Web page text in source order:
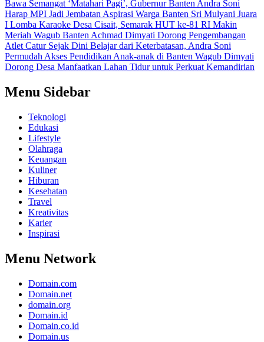
Bawa Semangat ‘Matahari Pagi’, Gubernur Banten Andra Soni
Harap MPI Jadi Jembatan Aspirasi Warga Banten Sri Mulyani Juara
I Lomba Karaoke Desa Cisait, Semarak HUT ke-81 RI Makin
Meriah Wagub Banten Achmad Dimyati Dorong Pengembangan
Atlet Catur Sejak Dini Belajar dari Keterbatasan, Andra Soni
Permudah Akses Pendidikan Anak-anak di Banten Wagub Dimyati
Dorong Desa Manfaatkan Lahan Tidur untuk Perkuat Kemandirian
Menu Sidebar
Teknologi
Edukasi
Lifestyle
Olahraga
Keuangan
Kuliner
Hiburan
Kesehatan
Travel
Kreativitas
Karier
Inspirasi
Menu Network
Domain.com
Domain.net
domain.org
Domain.id
Domain.co.id
Domain.us